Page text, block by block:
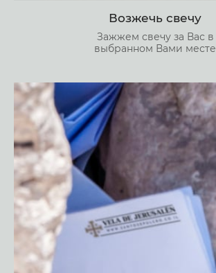
Возжечь свечу
Зажжем свечу за Вас в
выбранном Вами месте